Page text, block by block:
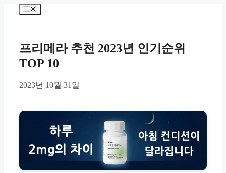
Menu
프리메라 추천 2023년 인기순위
TOP 10
2023년 10월 31일